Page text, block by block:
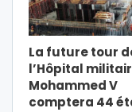
La future tour
l’Hôpital
Mohammed V
comptera 44